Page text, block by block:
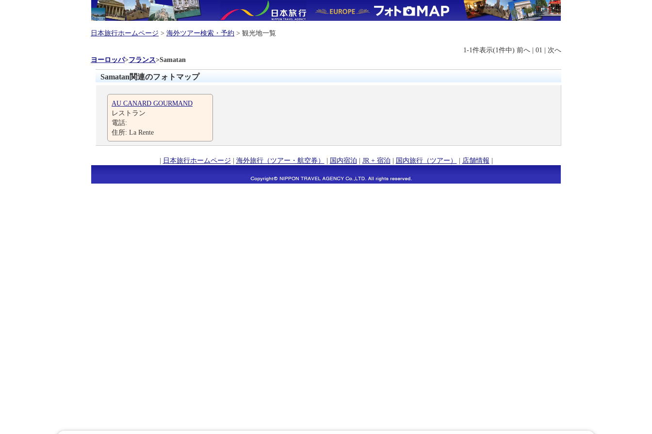
日本旅行ホームページ > 海外ツアー検索・予約 > 観光地一覧
1-1件表示(1件中) 前へ | 01 | 次へ
ヨーロッパ>フランス>Samatan
Samatan関連のフォトマップ
AU CANARD GOURMAND
レストラン
電話:
住所: La Rente
| 日本旅行ホームページ | 海外旅行（ツアー・航空券） | 国内宿泊 | JR + 宿泊 | 国内旅行（ツアー） | 店舗情報 |